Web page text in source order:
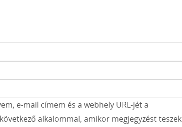
e-mail címem és a webhely URL-jét a
alkalommal, amikor megjegyzést teszek